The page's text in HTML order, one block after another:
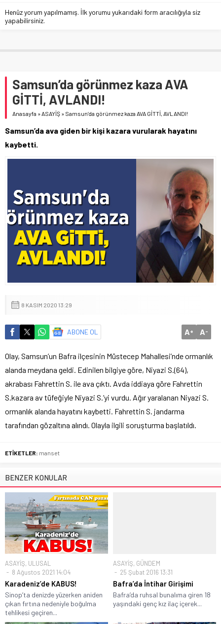
Henüz yorum yapılmamış. İlk yorumu yukarıdaki form aracılığıyla siz
yapabilirsiniz.
Samsun’da görünmez kaza AVA
GİTTİ, AVLANDI!
Anasayfa »ASAYİŞ » Samsun’da görünmez kaza AVA GİTTİ, AVLANDI!
Samsun’da ava giden bir kişi kazara vurularak hayatını
kaybetti.
8 KASIM 2020 13:29
ABONE OL A+ A-
Olay, Samsun’un Bafra ilçesinin Müstecep Mahallesi’nde ormanlık
alanda meydana geldi. Edinilen bilgiye göre, Niyazi S.(64),
akrabası Fahrettin S. ile ava çıktı. Avda iddiaya göre Fahrettin
S.kazara av tüfeğiyle Niyazi S.’yi vurdu. Ağır yaralanan Niyazi S.
ormanlık alanda hayatını kaybetti. Fahrettin S. jandarma
tarafından gözaltına alındı. Olayla ilgili soruşturma başlatıldı.
ETİKETLER: manset
BENZER KONULAR
ASAYİŞ, ULUSAL
8 Ağustos 2021 14:04
Karadeniz’de KABUS!
Sinop’ta denizde yüzerken aniden
çıkan fırtına nedeniyle boğulma
tehlikesi geçiren...
ASAYİŞ, GÜNDEM
25 Şubat 2016 13:31
Bafra’da İntihar Girişimi
Bafra’da ruhsal bunalıma giren 18
yaşındaki genç kız ilaç içerek...